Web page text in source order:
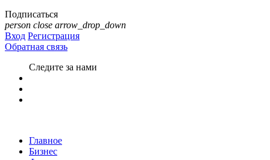
Подписаться
person close arrow_drop_down
Вход Регистрация
Обратная связь
Следите за нами
Главное
Бизнес